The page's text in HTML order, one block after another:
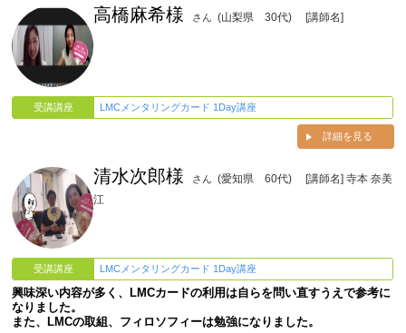
高橋麻希様 さん (山梨県 30代) [講師名]
受講講座 LMCメンタリングカード 1Day講座
詳細を見る
清水次郎様 さん (愛知県 60代)
[講師名] 寺本 奈美
江
受講講座 LMCメンタリングカード 1Day講座
興味深い内容が多く、LMCカードの利用は自らを問い直すうえで参考に
なりました。
また、LMCの取組、フィロソフィーは勉強になりました。